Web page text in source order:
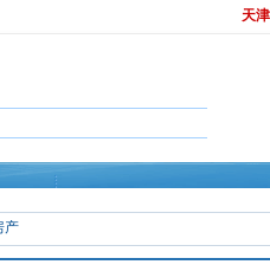
天
产